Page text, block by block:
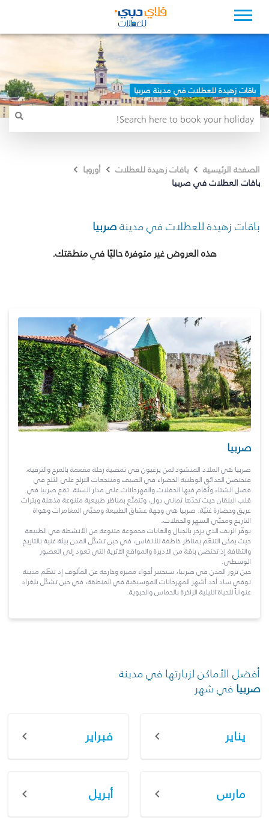
باقات زهيدة للعطلات في مدينة صربيا
الصفحة الرئيسية باقات زهيدة للعطلات
أوروبا
باقات العطلات في صربيا
باقات زهيدة للعطلات في مدينةصربيا
هذه العروض غير متوفرة حاليًا في منطقتك.
صربيا
صربيا هي الملاذ المنشود لمن يرغبون في تمضية رحلة مفعمة بالمرح والترفيه،
فتحتضن الحدائق الوطنية الخضراء في الصيف ومنتجعات التزلج على الثلج في
فصل الشتاء وتُقام فيها الحفلات والمهرجانات على مدار السنة. تقع صربيا في
قلب البلقان حيث تحدّها ثماني دول، وتتمتّع بمناظر طبيعية متنوعة مذهلة وبتراث
عريق وحضارة غنيّة. صربيا هي وجهة عشاق الطبيعة ومحبّي المغامرات وهواة
التاريخ ومحبّي السهر والحفلات.
يوفّر الريف الذي يزخر بالجبال والغابات مجموعة متنوعة من الأنشطة في الطبيعة
حيث يمكن التنعّم بمناظر خاطفة للأنفاس، في حين تشكّل المدن بيئة غنية بالتاريخ
والثقافة إذ تحتضن باقة من الأديرة والمواقع الأثرية التي تعود إلى العصور
الوسطى.
حين تزور المدن في صربيا، ستختبر أجواء مميزة وخارجة عن المألوف إذ تنظّم مدينة
نوفي ساد أحد أشهر المهرجانات الموسيقية في المنطقة، في حين تشكّل بلغراد
عنواناً للحياة الليلية الزاخرة بالحماس والحيوية.
أفضل الأماكن لزيارتها في مدينة
صربيا في شهر
يناير فبراير
مارس أبريل